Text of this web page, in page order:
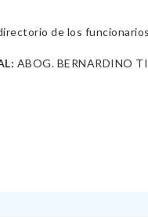
de los
ABOG. BERNARDINO